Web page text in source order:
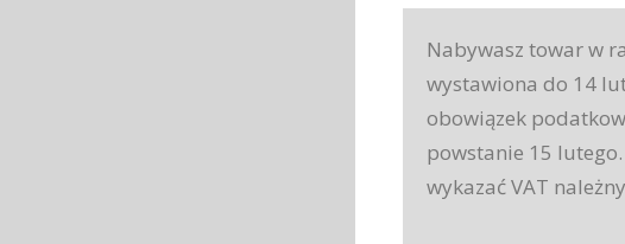
Nabywasz towar w
wystawiona do 14
obowiązek
powstanie 15
wykazać VAT